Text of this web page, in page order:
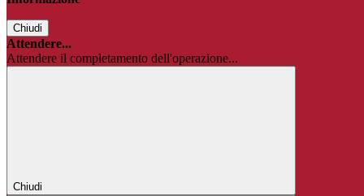
Chiudi
Attendere...
Attendere il completamento dell'operazione...
Chiudi